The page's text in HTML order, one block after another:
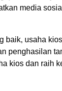
media
baik, usaha
penghasilan
kios dan raih